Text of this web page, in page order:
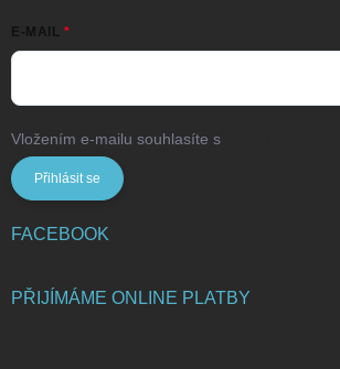
E-MAIL
Vložením e-mailu souhlasíte s
Přihlásit se
FACEBOOK
PŘIJÍMÁME ONLINE PLATBY